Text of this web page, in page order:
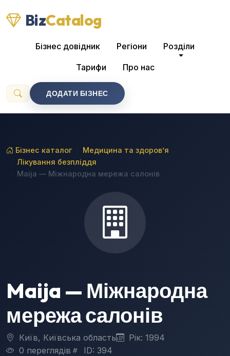
BizCatalog
Бізнес довідник Регіони Розділи
Тарифи Про нас
ДОДАТИ БІЗНЕС
Бізнес каталог
Медицина та здоров’я
Лікування безпліддя
Maija — Міжнародна мережа салонів
Maija — Міжнародна
мережа салонів
Київ, Київська область
Рік: 1994
0 переглядів
ID: 394